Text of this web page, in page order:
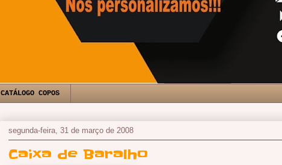
CATÁLOGO COPOS
segunda-feira, 31 de março de 2008
Caixa de Baralho